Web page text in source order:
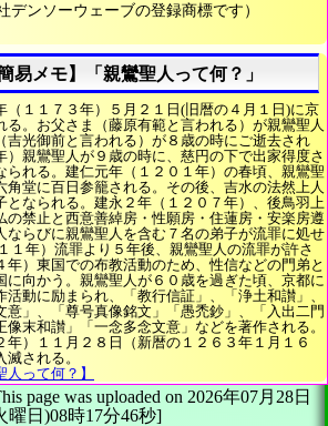
デンソーウェーブの登録商標です）
易メモ】「親鸞聖人って何？」
（１１７３年）５月２１日(旧暦の４月１日)に京
る。お父さま（藤原有範と言われる）が親鸞聖人
吉光御前と言われる）が８歳の時にご逝去され
）親鸞聖人が９歳の時に、慈円の下で出家得度さ
られる。建仁元年（１２０１年）の春頃、親鸞聖
角堂に百日参籠される。その後、吉水の法然上人
となられる。建永２年（１２０７年）、後鳥羽上
の禁止と西意善綽房・性願房・住蓮房・安楽房遵
ならびに親鸞聖人を含む７名の弟子が流罪に処せ
１年）流罪より５年後、親鸞聖人の流罪が許さ
年）東国での布教活動のため、性信などの門弟と
に向かう。親鸞聖人が６０歳を過ぎた頃、京都に
動に励まられ、「教行信証」、「浄土和讃」、
意」、「尊号真像銘文」「愚禿鈔」、「入出二門
末和讃」「一念多念文意」などを著作される。
年）１１月２８日（新暦の１２６３年１月１６
される。
って何？】
page was uploaded on 2026年07月28日
曜日)08時17分46秒]